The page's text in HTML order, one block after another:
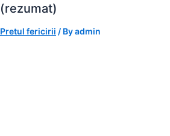
(rezumat)
Pretul fericirii / Byadmin